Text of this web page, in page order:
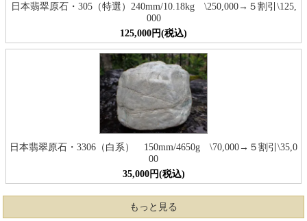
日本翡翠原石・305（特選）240mm/10.18kg \250,000→５割引\125,
000
125,000円(税込)
日本翡翠原石・3306（白系） 150mm/4650g \70,000→５割引\35,0
00
35,000円(税込)
もっと見る